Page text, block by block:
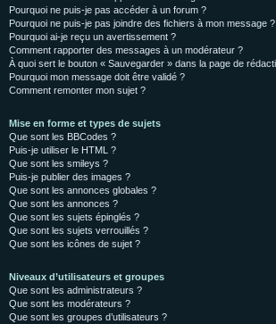
Pourquoi ne puis-je pas accéder à un forum ?
Pourquoi ne puis-je pas joindre des fichiers à mon message ?
Pourquoi ai-je reçu un avertissement ?
Comment rapporter des messages à un modérateur ?
À quoi sert le bouton « Sauvegarder » dans la page de
Pourquoi mon message doit être validé ?
Comment remonter mon sujet ?
Mise en forme et types de sujets
Que sont les BBCodes ?
Puis-je utiliser le HTML ?
Que sont les smileys ?
Puis-je publier des images ?
Que sont les annonces globales ?
Que sont les annonces ?
Que sont les sujets épinglés ?
Que sont les sujets verrouillés ?
Que sont les icônes de sujet ?
Niveaux d’utilisateurs et groupes
Que sont les administrateurs ?
Que sont les modérateurs ?
Que sont les groupes d’utilisateurs ?